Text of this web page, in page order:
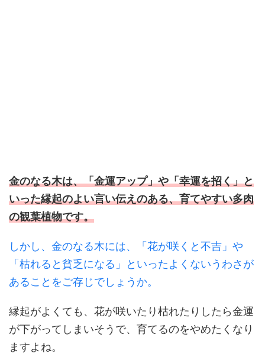
金のなる木は、「金運アップ」や「幸運を招く」と
いった縁起のよい言い伝えのある、育てやすい多肉
の観葉植物です。
しかし、金のなる木には、「花が咲くと不吉」や
「枯れると貧乏になる」といったよくないうわさが
あることをご存じでしょうか。
縁起がよくても、花が咲いたり枯れたりしたら金運
が下がってしまいそうで、育てるのをやめたくなり
ますよね。